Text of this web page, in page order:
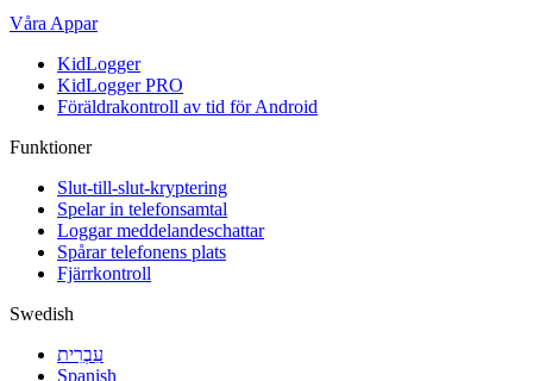
Våra Appar
KidLogger
KidLogger PRO
Föräldrakontroll av tid för Android
Funktioner
Slut-till-slut-kryptering
Spelar in telefonsamtal
Loggar meddelandeschattar
Spårar telefonens plats
Fjärrkontroll
Swedish
עִבְרִית
Spanish